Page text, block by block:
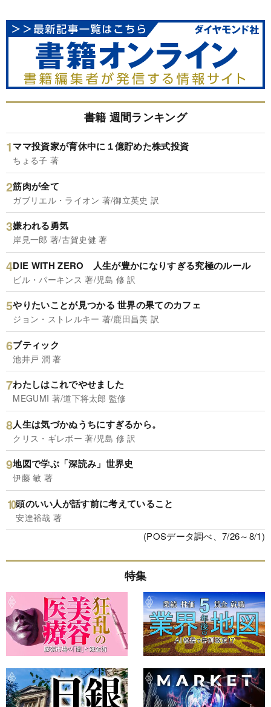
書籍 週間ランキング
ママ投資家が育休中に１億貯めた株式投資
ちょる子 著
筋肉が全て
ガブリエル・ライオン 著/御立英史 訳
嫌われる勇気
岸見一郎 著/古賀史健 著
DIE WITH ZERO 人生が豊かになりすぎる究極のルール
ビル・パーキンス 著/児島 修 訳
やりたいことが見つかる 世界の果てのカフェ
ジョン・ストレルキー 著/鹿田昌美 訳
ブティック
池井戸 潤 著
わたしはこれでやせました
MEGUMI 著/道下将太郎 監修
人生は気づかぬうちにすぎるから。
クリス・ギレボー 著/児島 修 訳
地図で学ぶ「深読み」世界史
伊藤 敏 著
頭のいい人が話す前に考えていること
安達裕哉 著
(POSデータ調べ、7/26～8/1)
特集